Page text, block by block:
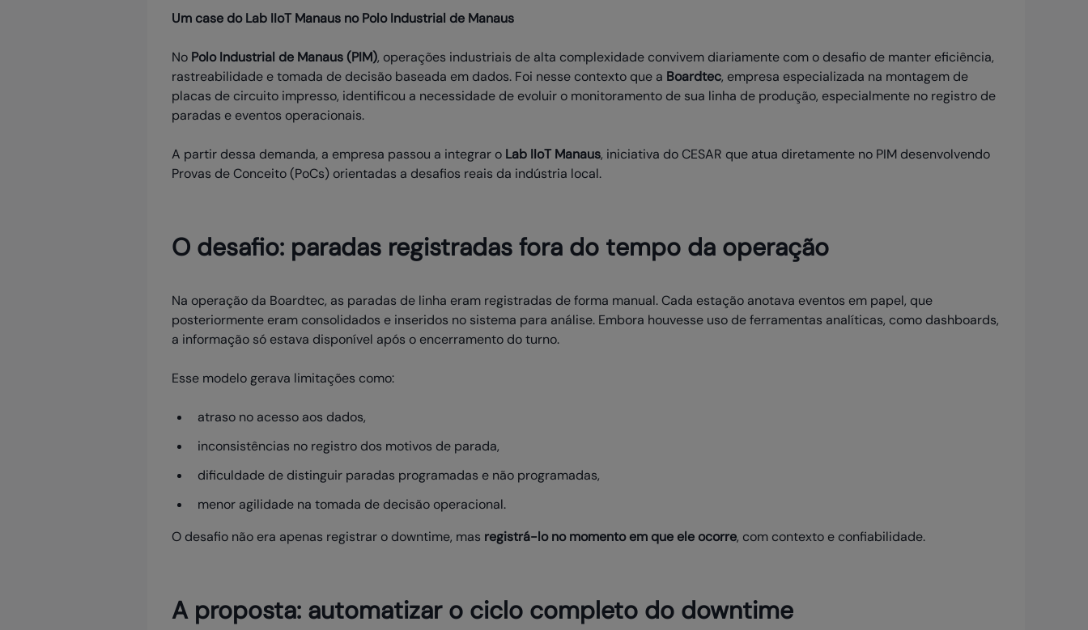
Um case do Lab IIoT Manaus no Polo Industrial de Manaus
No Polo Industrial de Manaus (PIM), operações industriais de alta complexidade convivem diariamente com o desafio de manter eficiência,
rastreabilidade e tomada de decisão baseada em dados. Foi nesse contexto que a Boardtec, empresa especializada na montagem de
placas de circuito impresso, identificou a necessidade de evoluir o monitoramento de sua linha de produção, especialmente no registro de
paradas e eventos operacionais.
A partir dessa demanda, a empresa passou a integrar o Lab IIoT Manaus, iniciativa do CESAR que atua diretamente no PIM desenvolvendo
Provas de Conceito (PoCs) orientadas a desafios reais da indústria local.
O desafio: paradas registradas fora do tempo da operação
Na operação da Boardtec, as paradas de linha eram registradas de forma manual. Cada estação anotava eventos em papel, que
posteriormente eram consolidados e inseridos no sistema para análise. Embora houvesse uso de ferramentas analíticas, como dashboards,
a informação só estava disponível após o encerramento do turno.
Esse modelo gerava limitações como:
atraso no acesso aos dados,
inconsistências no registro dos motivos de parada,
dificuldade de distinguir paradas programadas e não programadas,
menor agilidade na tomada de decisão operacional.
O desafio não era apenas registrar o downtime, mas registrá-lo no momento em que ele ocorre, com contexto e confiabilidade.
A proposta: automatizar o ciclo completo do downtime